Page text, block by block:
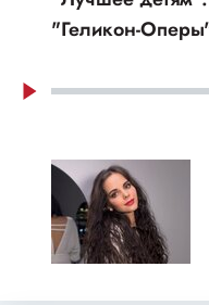
"Геликон-